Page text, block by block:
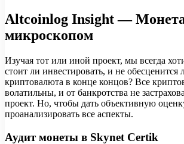
Altcoinlog Insight —
микроскопом
Изучая тот или иной проект, мы всегда
стоит ли инвестировать, и не обесценится
криптовалюта в конце концов? Все
волатильны, и от банкротства не
проект. Но, чтобы дать объективную
проанализировать все аспекты.
Аудит монеты в Skynet Certik